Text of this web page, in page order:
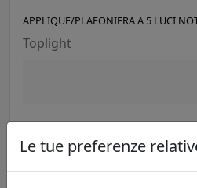
APPLIQUE/PLAFONIERA A 5 LUCI
Toplight
Le tue preferenze